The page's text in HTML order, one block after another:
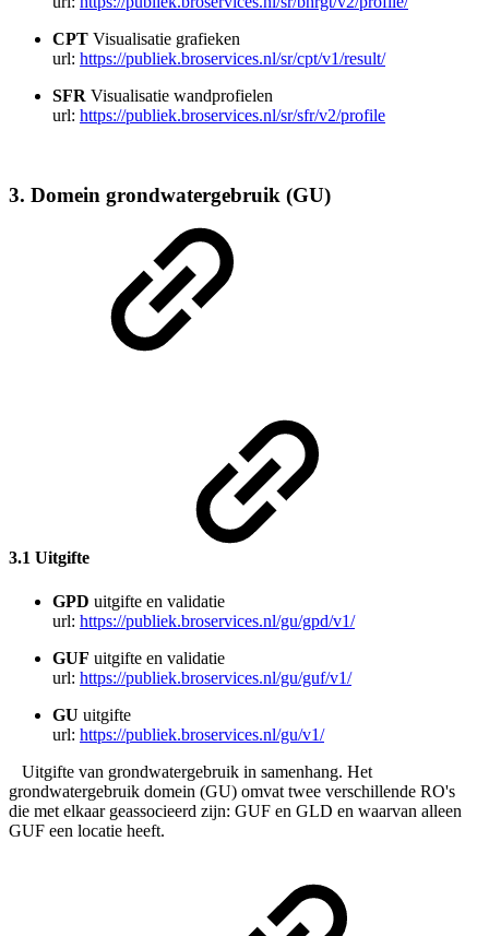
CPT Visualisatie grafieken
url: https://publiek.broservices.nl/sr/cpt/v1/result/
SFR Visualisatie wandprofielen
url: https://publiek.broservices.nl/sr/sfr/v2/profile
3. Domein grondwatergebruik (GU)
3.1 Uitgifte
GPD uitgifte en validatie
url: https://publiek.broservices.nl/gu/gpd/v1/
GUF uitgifte en validatie
url: https://publiek.broservices.nl/gu/guf/v1/
GU uitgifte
url: https://publiek.broservices.nl/gu/v1/
Uitgifte van grondwatergebruik in samenhang. Het
grondwatergebruik domein (GU) omvat twee verschillende RO's
die met elkaar geassocieerd zijn: GUF en GLD en waarvan alleen
GUF een locatie heeft.